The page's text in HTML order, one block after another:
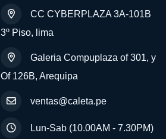
CC CYBERPLAZA 3A-101B
3º Piso, lima
Galeria Compuplaza of 301, y
Of 126B, Arequipa
ventas@caleta.pe
Lun-Sab (10.00AM - 7.30PM)